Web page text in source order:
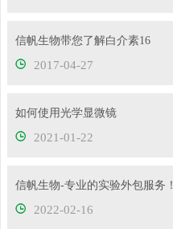
信帆生物带您了解白介素16
2017-04-27
如何使用光学显微镜
2021-01-22
信帆生物-专业的实验外包服务！
2022-02-16